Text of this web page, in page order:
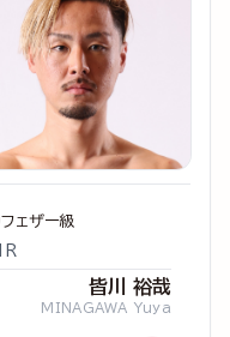
ェザー級
皆川 裕哉
MINAGAWA Yuya